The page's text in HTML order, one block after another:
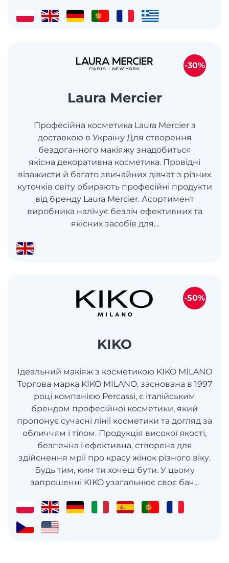
Laura Mercier
Професійна косметика Laura Mercier з
доставкою в Україну Для створення
бездоганного макіяжу знадобиться
якісна декоративна косметика. Провідні
візажисти й багато звичайних дівчат з різних
куточків світу обирають професійні продукти
від бренду Laura Mercier. Асортимент
виробника налічує безліч ефективних та
якісних засобів для...
-30%
KIKO
Ідеальний макіяж з косметикою KIKO MILANO
Торгова марка KIKO MILANO, заснована в 1997
році компанією Percassi, є італійським
брендом професійної косметики, який
пропонує сучасні лінії косметики та догляд за
обличчям і тілом. Продукція високої якості,
безпечна і ефективна, створена для
здійснення мрії про красу жінок різного віку.
Будь тим, ким ти хочеш бути. У цьому
запрошенні KIKO узагальнює своє бач...
-50%